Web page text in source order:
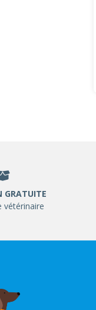
GRATUITE
vétérinaire